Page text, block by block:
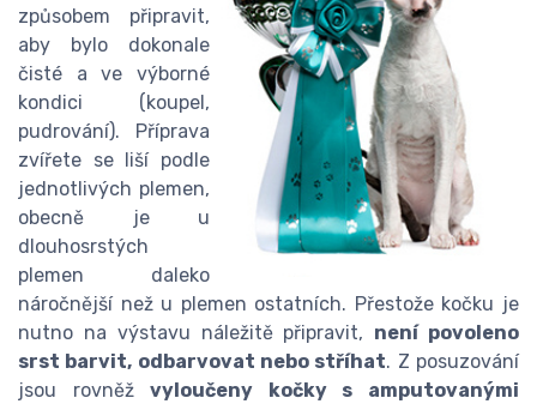
způsobem připravit,
aby bylo dokonale
čisté a ve výborné
kondici (koupel,
pudrování). Příprava
zvířete se liší podle
jednotlivých plemen,
obecně je u
dlouhosrstých
plemen daleko
náročnější než u plemen ostatních. Přestože kočku je
nutno na výstavu náležitě připravit, není povoleno
srst barvit, odbarvovat nebo stříhat. Z posuzování
jsou rovněžvyloučeny kočky s amputovanými